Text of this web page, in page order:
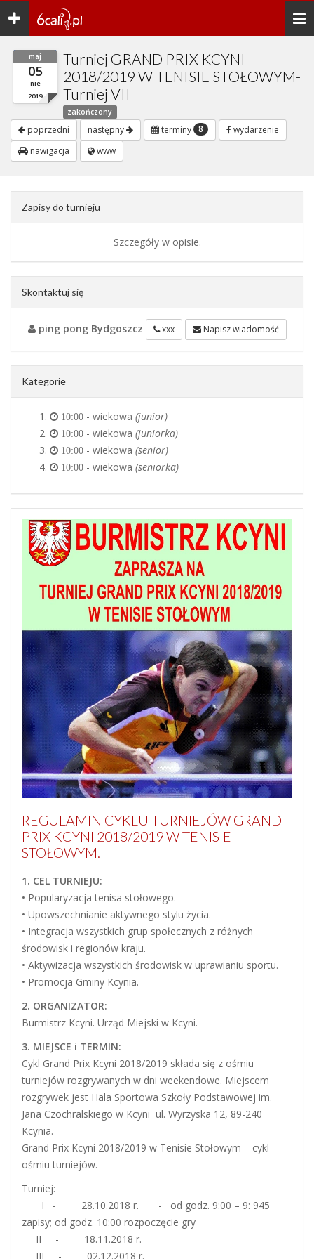
Toggle
navigation
maj
05
nie
2019
Turniej GRAND PRIX KCYNI
2018/2019 W TENISIE STOŁOWYM-
Turniej VII
zakończony
poprzedni następny terminy 8
wydarzenie
nawigacja
www
Zapisy do turnieju
Szczegóły w opisie.
Skontaktuj się
ping pong Bydgoszcz xxx Napisz wiadomość
Kategorie
10:00 - wiekowa (junior)
10:00 - wiekowa (juniorka)
10:00 - wiekowa (senior)
10:00 - wiekowa (seniorka)
REGULAMIN CYKLU TURNIEJÓW GRAND
PRIX KCYNI 2018/2019 W TENISIE
STOŁOWYM.
1. CEL TURNIEJU:
• Popularyzacja tenisa stołowego.
• Upowszechnianie aktywnego stylu życia.
• Integracja wszystkich grup społecznych z różnych
środowisk i regionów kraju.
• Aktywizacja wszystkich środowisk w uprawianiu sportu.
• Promocja Gminy Kcynia.
2. ORGANIZATOR:
Burmistrz Kcyni. Urząd Miejski w Kcyni.
3. MIEJSCE i TERMIN:
Cykl Grand Prix Kcyni 2018/2019 składa się z ośmiu
turniejów rozgrywanych w dni weekendowe. Miejscem
rozgrywek jest Hala Sportowa Szkoły Podstawowej im.
Jana Czochralskiego w Kcyni ul. Wyrzyska 12, 89-240
Kcynia.
Grand Prix Kcyni 2018/2019 w Tenisie Stołowym – cykl
ośmiu turniejów.
Turniej:
I - 28.10.2018 r. - od godz. 9:00 – 9: 945
zapisy; od godz. 10:00 rozpoczęcie gry
II - 18.11.2018 r.
III - 02.12.2018 r.